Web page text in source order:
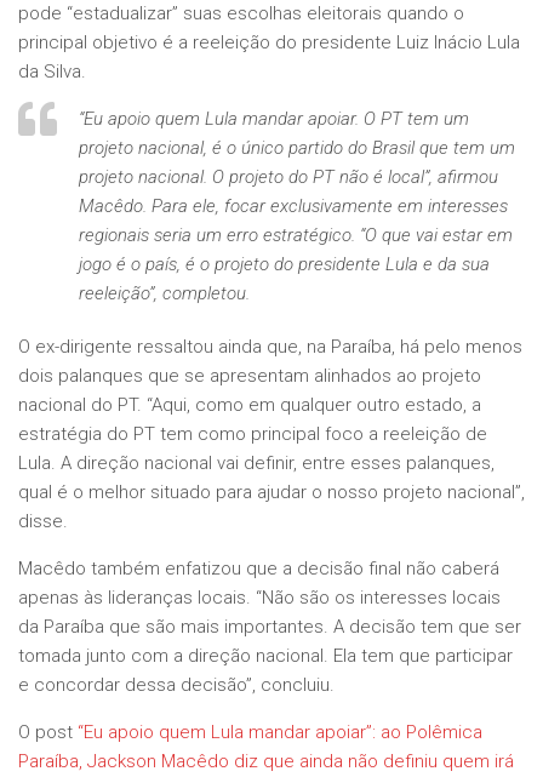
pode “estadualizar” suas escolhas eleitorais quando o
principal objetivo é a reeleição do presidente Luiz Inácio Lula
da Silva.
“Eu apoio quem Lula mandar apoiar. O PT tem um
projeto nacional, é o único partido do Brasil que tem um
projeto nacional. O projeto do PT não é local”, afirmou
Macêdo. Para ele, focar exclusivamente em interesses
regionais seria um erro estratégico. “O que vai estar em
jogo é o país, é o projeto do presidente Lula e da sua
reeleição”, completou.
O ex-dirigente ressaltou ainda que, na Paraíba, há pelo menos
dois palanques que se apresentam alinhados ao projeto
nacional do PT. “Aqui, como em qualquer outro estado, a
estratégia do PT tem como principal foco a reeleição de
Lula. A direção nacional vai definir, entre esses palanques,
qual é o melhor situado para ajudar o nosso projeto nacional”,
disse.
Macêdo também enfatizou que a decisão final não caberá
apenas às lideranças locais. “Não são os interesses locais
da Paraíba que são mais importantes. A decisão tem que ser
tomada junto com a direção nacional. Ela tem que participar
e concordar dessa decisão”, concluiu.
O post “Eu apoio quem Lula mandar apoiar”: ao Polêmica
Paraíba, Jackson Macêdo diz que ainda não definiu quem irá